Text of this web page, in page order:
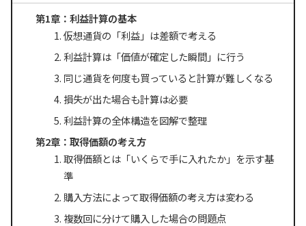
第1章：利益計算の基本
仮想通貨の「利益」は差額で考える
利益計算は「価値が確定した瞬間」に行う
同じ通貨を何度も買っていると計算が難しくなる
損失が出た場合も計算は必要
利益計算の全体構造を図解で整理
第2章：取得価額の考え方
取得価額とは「いくらで手に入れたか」を示す基
準
購入方法によって取得価額の考え方は変わる
複数回に分けて購入した場合の問題点